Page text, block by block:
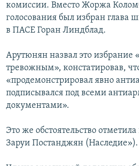
комиссии. Вместо Жоржа
голосования был избран глава
в ПАСЕ Горан Линдблад.
Арутюнян назвал это избрание
тревожным», констатировав,
«продемонстрировал явно
подписывался под всеми
документами».
Это же обстоятельство
Заруи Постанджян (Наследие»).